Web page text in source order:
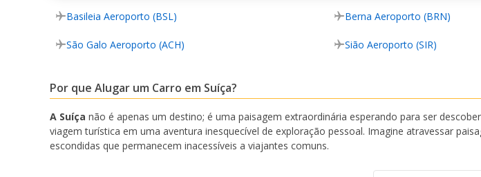
Basileia Aeroporto (BSL) Berna Aeroporto (BRN)
São Galo Aeroporto (ACH) Sião Aeroporto (SIR)
Por que Alugar um Carro em Suíça?
A Suíça não é apenas um destino; é uma paisagem extraordinária esperando para ser
viagem turística em uma aventura inesquecível de exploração pessoal. Imagine atravessar
escondidas que permanecem inacessíveis a viajantes comuns.